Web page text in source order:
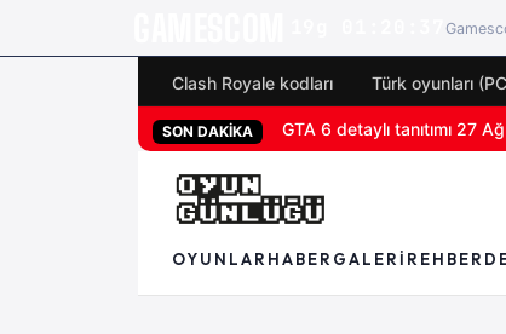
Clash Royale kodları Türk oyunları
SON DAKİKA San Diego Comic-Con 2026
OYUNLAR HABER GALERI REHBER